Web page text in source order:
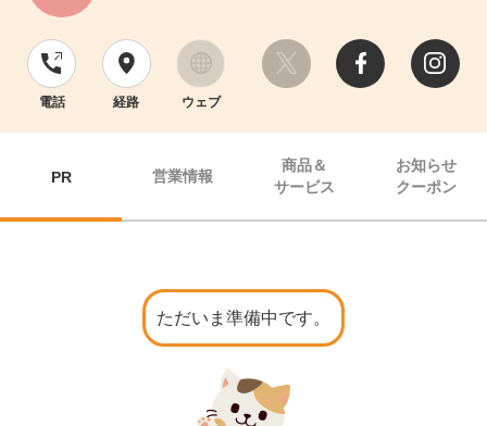
電話 経路 ウェブ
PR 営業情報
商品＆
サービス
お知らせ
クーポン
ただいま準備中です。